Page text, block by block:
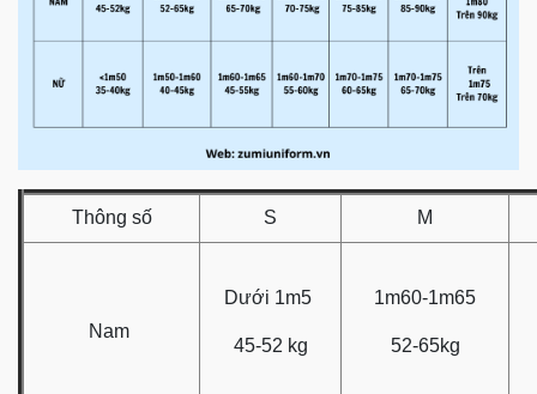
Thông số S M
Nam
Dưới 1m5
45-52 kg
1m60-1m65
52-65kg